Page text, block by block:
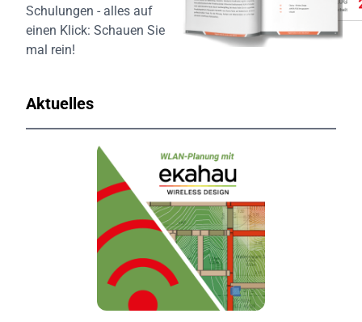
Schulungen - alles auf
einen Klick: Schauen Sie
mal rein!
Aktuelles